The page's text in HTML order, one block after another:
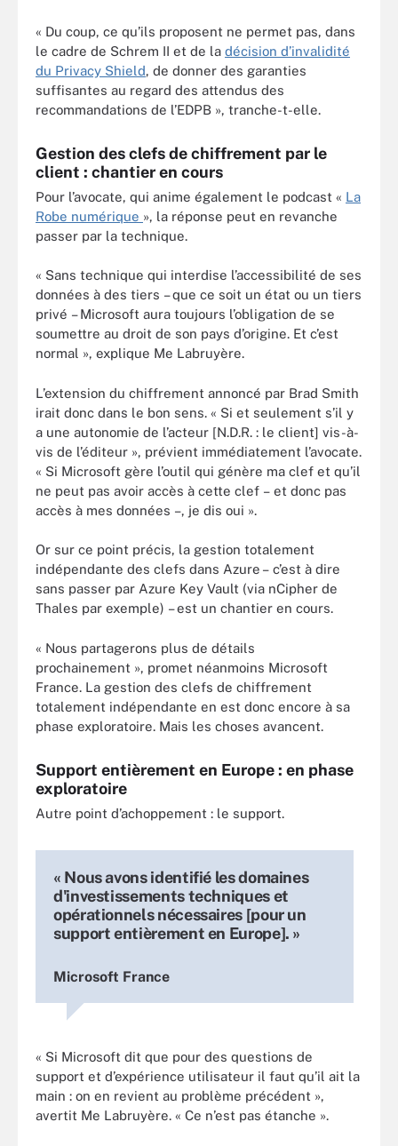
« Du coup, ce qu’ils proposent ne permet pas, dans
le cadre de Schrem II et de la décision d’invalidité
du Privacy Shield, de donner des garanties
suffisantes au regard des attendus des
recommandations de l’EDPB », tranche-t-elle.
Gestion des clefs de chiffrement par le
client : chantier en cours
Pour l’avocate, qui anime également le podcast « La
Robe numérique », la réponse peut en revanche
passer par la technique.
« Sans technique qui interdise l’accessibilité de ses
données à des tiers – que ce soit un état ou un tiers
privé – Microsoft aura toujours l’obligation de se
soumettre au droit de son pays d’origine. Et c’est
normal », explique Me Labruyère.
L’extension du chiffrement annoncé par Brad Smith
irait donc dans le bon sens. « Si et seulement s’il y
a une autonomie de l’acteur [N.D.R. : le client] vis-à-
vis de l’éditeur », prévient immédiatement l’avocate.
« Si Microsoft gère l’outil qui génère ma clef et qu’il
ne peut pas avoir accès à cette clef – et donc pas
accès à mes données –, je dis oui ».
Or sur ce point précis, la gestion totalement
indépendante des clefs dans Azure – c’est à dire
sans passer par Azure Key Vault (via nCipher de
Thales par exemple) – est un chantier en cours.
« Nous partagerons plus de détails
prochainement », promet néanmoins Microsoft
France. La gestion des clefs de chiffrement
totalement indépendante en est donc encore à sa
phase exploratoire. Mais les choses avancent.
Support entièrement en Europe : en phase
exploratoire
Autre point d’achoppement : le support.
« Nous avons identifié les domaines
d'investissements techniques et
opérationnels nécessaires [pour un
support entièrement en Europe]. »
Microsoft France
« Si Microsoft dit que pour des questions de
support et d’expérience utilisateur il faut qu’il ait la
main : on en revient au problème précédent »,
avertit Me Labruyère. « Ce n’est pas étanche ».